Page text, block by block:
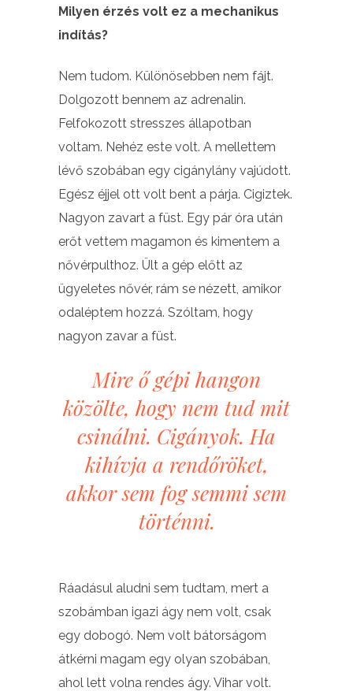
Milyen érzés volt ez a mechanikus
indítás?
Nem tudom. Különösebben nem fájt.
Dolgozott bennem az adrenalin.
Felfokozott stresszes állapotban
voltam. Nehéz este volt. A mellettem
lévő szobában egy cigánylány vajúdott.
Egész éjjel ott volt bent a párja. Cigiztek.
Nagyon zavart a füst. Egy pár óra után
erőt vettem magamon és kimentem a
nővérpulthoz. Ült a gép előtt az
ügyeletes nővér, rám se nézett, amikor
odaléptem hozzá. Szóltam, hogy
nagyon zavar a füst.
Mire ő gépi hangon
közölte, hogy nem tud mit
csinálni. Cigányok. Ha
kihívja a rendőröket,
akkor sem fog semmi sem
történni.
Ráadásul aludni sem tudtam, mert a
szobámban igazi ágy nem volt, csak
egy dobogó. Nem volt bátorságom
átkérni magam egy olyan szobában,
ahol lett volna rendes ágy. Vihar volt.